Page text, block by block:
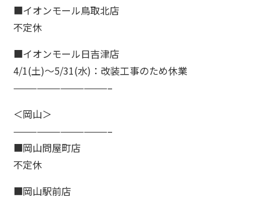
■イオンモール鳥取北店
不定休
■イオンモール日吉津店
4/1(土)〜5/31(水)：改装工事のため休業
————————————–
＜岡山＞
————————————–
■岡山問屋町店
不定休
■岡山駅前店